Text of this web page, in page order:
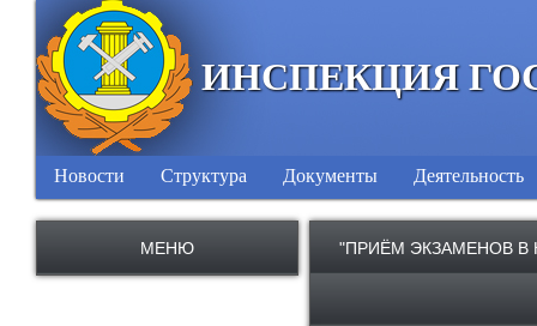
ИНСПЕКЦИЯ
Новости Структура Документы Деятельность
МЕНЮ "ПРИЁМ ЭКЗАМЕНОВ В